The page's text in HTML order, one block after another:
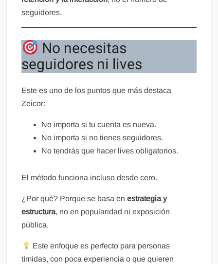
seguidores.
No necesitas
seguidores ni lives
Este es uno de los puntos que más destaca
Zeicor:
No importa si tu cuenta es nueva.
No importa si no tienes seguidores.
No tendrás que hacer lives obligatorios.
El método funciona incluso desde cero.
¿Por qué? Porque se basa enestrategia y
estructura, no en popularidad ni exposición
pública.
Este enfoque es perfecto para personas
tímidas, con poca experiencia o que quieren